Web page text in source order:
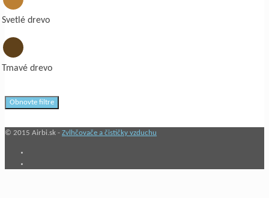
Svetlé drevo
Tmavé drevo
Obnovte filtre
© 2015 Airbi.sk - Zvlhčovače a čističky vzduchu